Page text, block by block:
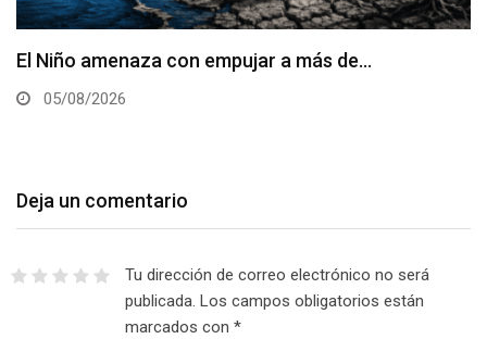
El Niño amenaza con empujar a más de…
05/08/2026
Deja un comentario
Tu dirección de correo electrónico no será
publicada. Los campos obligatorios están
marcados con *